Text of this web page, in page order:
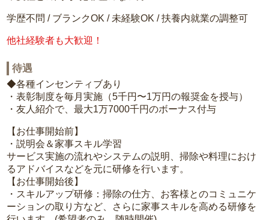
学歴不問 / ブランクOK / 未経験OK / 扶養内就業の調整可
他社経験者も大歓迎！
待遇
◆各種インセンティブあり
・表彰制度を毎月実施（5千円〜1万円の報奨金を授与）
・友人紹介で、最大1万7000千円のボーナス付与
【お仕事開始前】
・説明会＆家事スキル学習
サービス実施の流れやシステムの説明、掃除や料理におけ
るアドバイスなどを元に研修を行います。
【お仕事開始後】
・スキルアップ研修：掃除の仕方、お客様とのコミュニケ
ーションの取り方など、さらに家事スキルを高める研修を